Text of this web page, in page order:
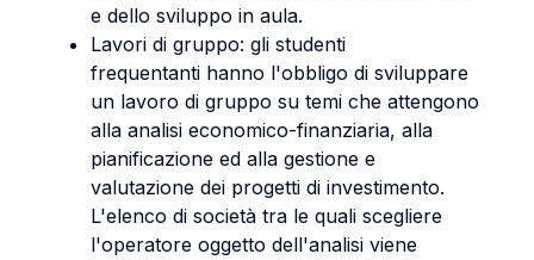
e dello sviluppo in aula.
Lavori di gruppo: gli studenti
frequentanti hanno l'obbligo di sviluppare
un lavoro di gruppo su temi che attengono
alla analisi economico-finanziaria, alla
pianificazione ed alla gestione e
valutazione dei progetti di investimento.
L'elenco di società tra le quali scegliere
l'operatore oggetto dell'analisi viene